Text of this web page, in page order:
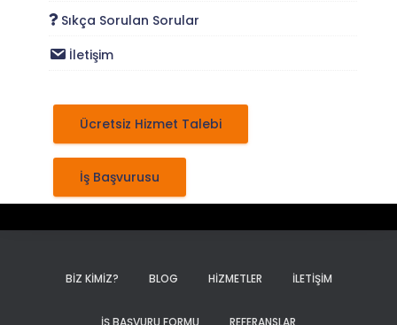
Sıkça Sorulan Sorular
İletişim
Ücretsiz Hizmet Talebi
İş Başvurusu
BIZ KIMIZ? BLOG HIZMETLER İLETIŞIM
İŞ BAŞVURU FORMU REFERANSLAR